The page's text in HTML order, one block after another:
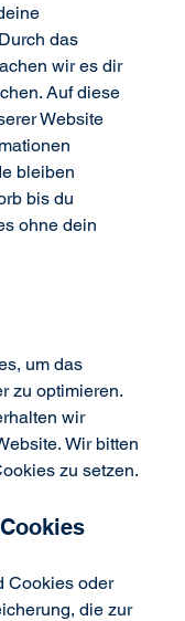
das
wir es dir
Auf diese
Website
bleiben
bis du
ohne dein
um das
zu optimieren.
wir
Wir bitten
zu setzen.
Cookies oder
die zur